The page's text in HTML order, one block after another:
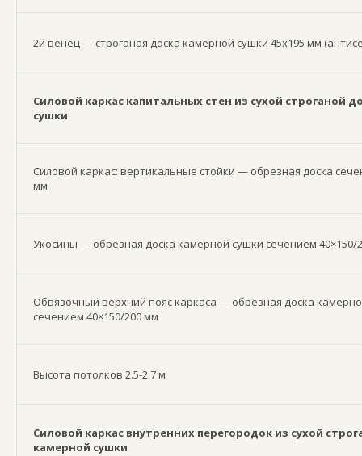
2й венец — строганая доска камерной сушки 45х195 мм
Силовой каркас капитальных стен из сухой строганой
сушки
Силовой каркас: вертикальные стойки — обрезная доска
мм
Укосины — обрезная доска камерной сушки сечением 40×150/
Обвязочный верхний пояс каркаса — обрезная доска
сечением 40×150/200 мм
Высота потолков 2.5-2.7 м
Силовой каркас внутренних перегородок из сухой
камерной сушки